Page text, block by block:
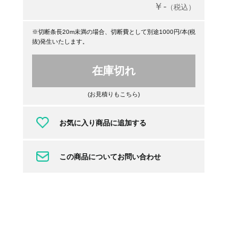
￥-（税込）
※切断条長20m未満の場合、切断費として別途1000円/本(税
抜)発生いたします。
在庫切れ
(お見積りもこちら)
お気に入り商品に追加する
この商品についてお問い合わせ